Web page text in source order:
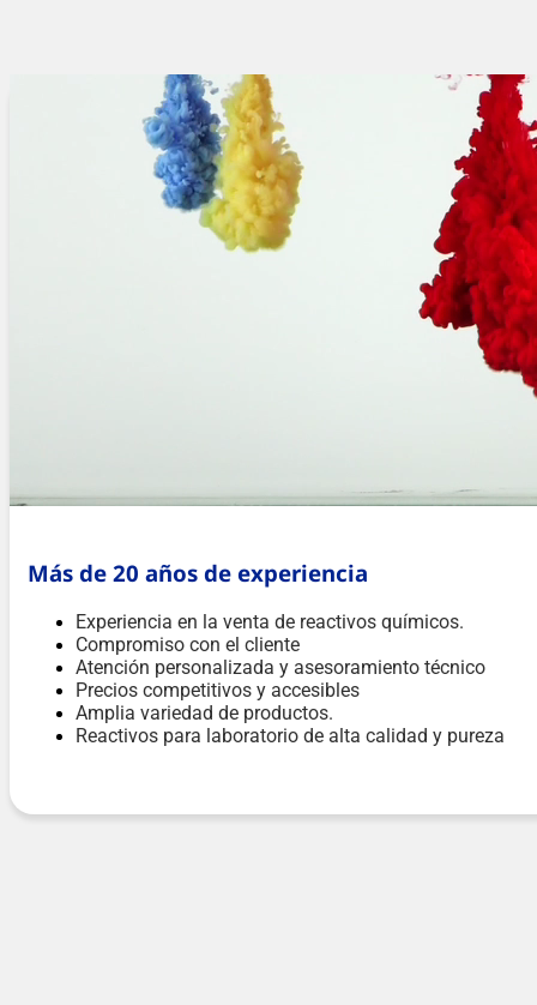
Más de 20 años de experiencia
Experiencia en la venta de reactivos químicos.
Compromiso con el cliente
Atención personalizada y asesoramiento técnico
Precios competitivos y accesibles
Amplia variedad de productos.
Reactivos para laboratorio de alta calidad y pureza